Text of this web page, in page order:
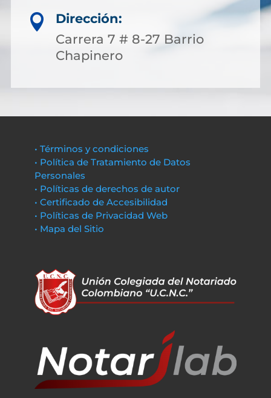

Dirección:
Carrera 7 # 8-27 Barrio
Chapinero
• Términos y condiciones
• Política de Tratamiento de Datos
Personales
• Políticas de derechos de autor
• Certificado de Accesibilidad
• Políticas de Privacidad Web
• Mapa del Sitio